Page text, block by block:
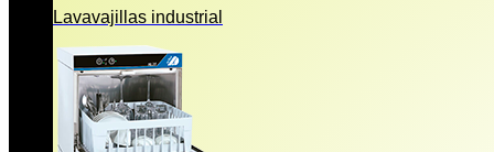
Lavavajillas industrial